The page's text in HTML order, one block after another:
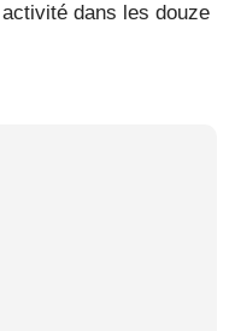
dans les douze